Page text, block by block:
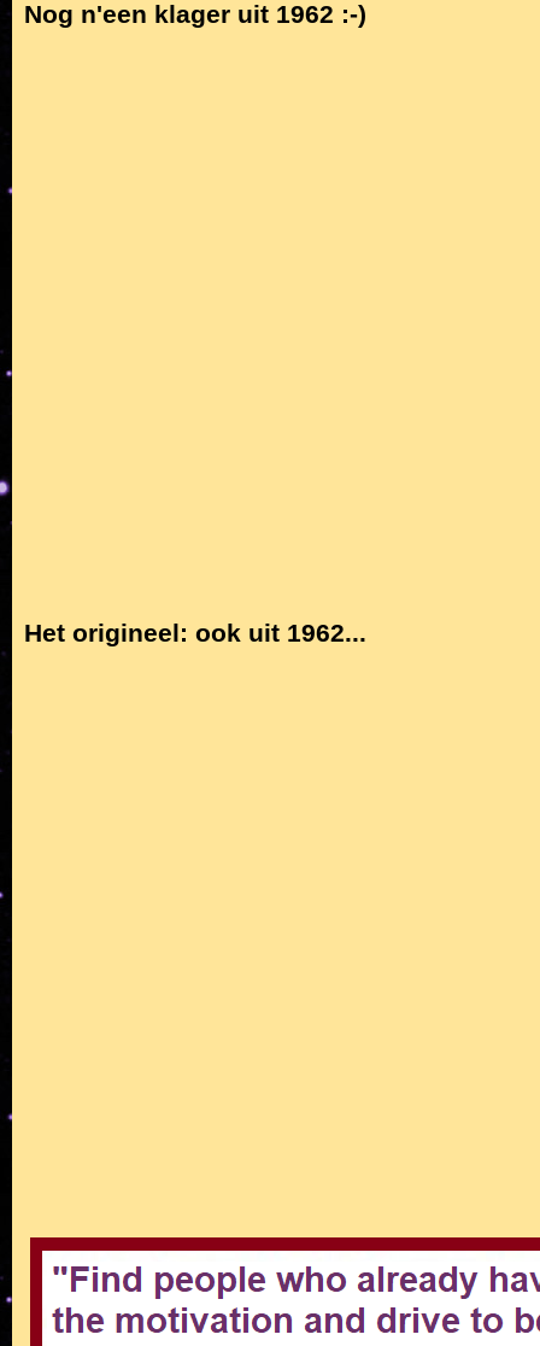
Nog n'een klager uit 1962 :-)
Het origineel: ook uit 1962...